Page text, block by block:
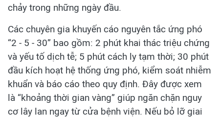
chảy trong những ngày đầu.
Các chuyên gia khuyến cáo nguyên tắc ứng phó
“2 - 5 - 30” bao gồm: 2 phút khai thác triệu chứng
và yếu tố dịch tễ; 5 phút cách ly tạm thời; 30 phút
đầu kích hoạt hệ thống ứng phó, kiểm soát nhiễm
khuẩn và báo cáo theo quy định. Đây được xem
là “khoảng thời gian vàng” giúp ngăn chặn nguy
cơ lây lan ngay từ cửa bệnh viện. Nếu bỏ lỡ giai